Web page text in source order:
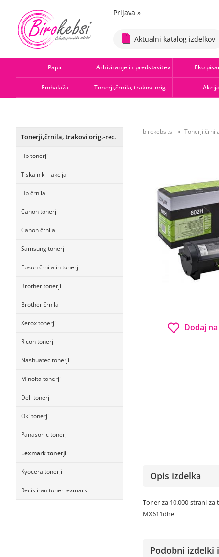
Prijava »
Aktualni katalog izdelkov
Papir Arhiviranje in predstavitev Eko
Embalaža Tonerji,črnila, trakovi orig.-rec. Akcija
Tonerji,črnila, trakovi orig.-rec.
Hp tonerji
Tiskalniki - akcija
Hp črnila
Canon tonerji
Canon črnila
Samsung tonerji
Epson črnila in tonerji
Brother tonerji
Brother črnila
Xerox tonerji
Ricoh tonerji
Nashuatec tonerji
Minolta tonerji
Dell tonerji
Oki tonerji
Panasonic tonerji
Lexmark tonerji
Kyocera tonerji
Recikliran toner lexmark
birokebsi.si
Dodaj
Opis izdelka
Toner za 10.000 strani
MX611dhe
Podobni izdelki